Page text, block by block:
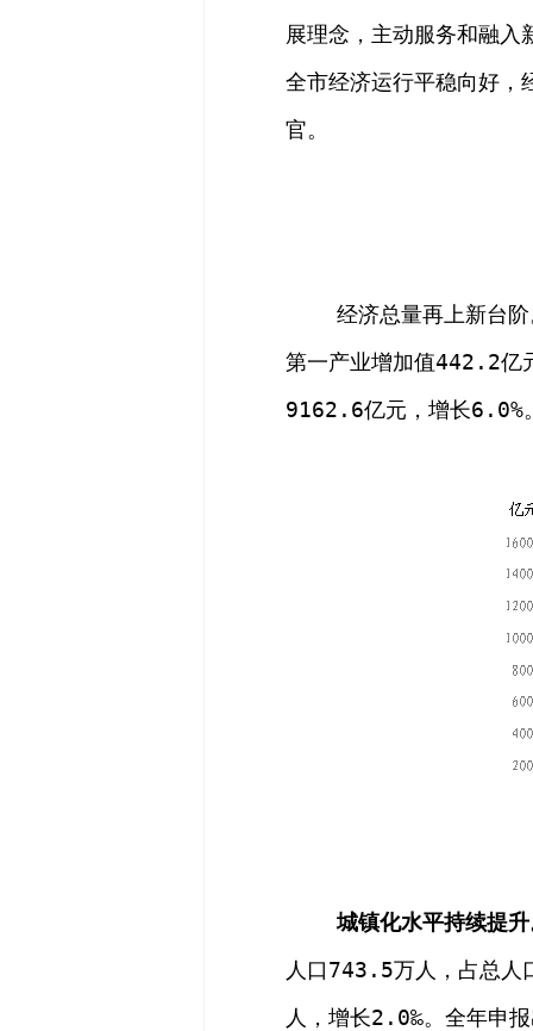
展理念，主动服务和融
全市经济运行平稳向好，
官。
经济总量再上新台
第一产业增加值442.2亿
9162.6亿元，增长
城镇化水平持续提升
人口743.5万人，占总人
人，增长2.0‰。全年申